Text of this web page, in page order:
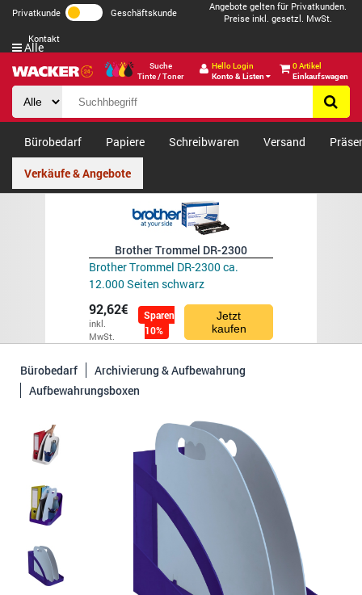
Privatkunde Geschäftskunde
Angebote gelten für Privatkunden.
Preise inkl. gesetzl. MwSt.
Kontakt
Suche
Tinte / Toner
Hello Login
Konto & Listen
0 Artikel
Einkaufswagen
Alle
Bürobedarf Papiere Schreibwaren Versand
Verkäufe & Angebote
Brother Trommel DR-2300
Brother Trommel DR-2300 ca.
12.000 Seiten schwarz
92,62€
inkl.
MwSt.
Sparen
10%
Jetzt
kaufen
Bürobedarf
Archivierung & Aufbewahrung
Aufbewahrungsboxen